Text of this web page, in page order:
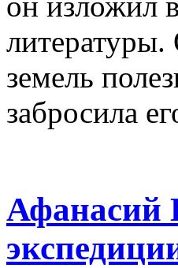
земель
забросила
Афанасий